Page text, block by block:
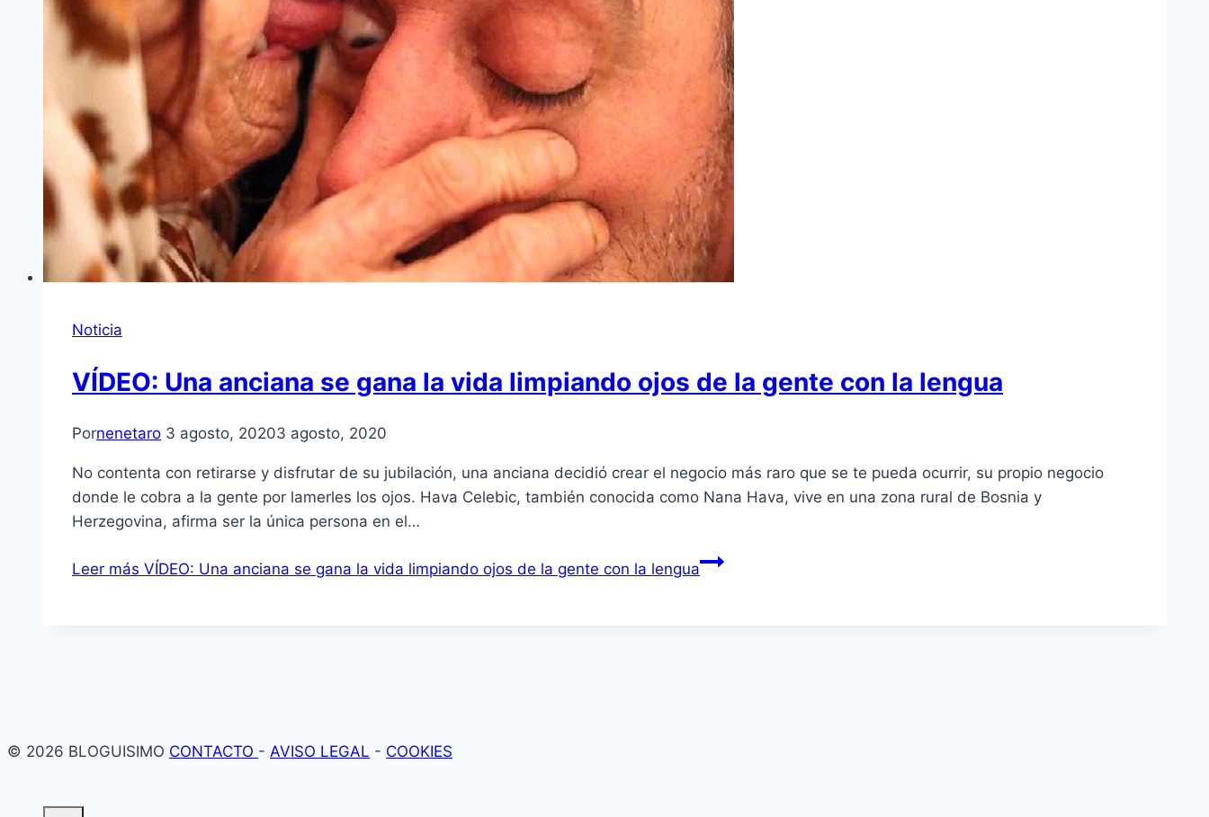
Noticia
VÍDEO: Una anciana se gana la vida limpiando ojos de la gente con la lengua
Pornenetaro 3 agosto, 20203 agosto, 2020
No contenta con retirarse y disfrutar de su jubilación, una anciana decidió crear el negocio más raro que se te pueda ocurrir, su propio negocio
donde le cobra a la gente por lamerles los ojos. Hava Celebic, también conocida como Nana Hava, vive en una zona rural de Bosnia y
Herzegovina, afirma ser la única persona en el…
Leer más VÍDEO: Una anciana se gana la vida limpiando ojos de la gente con la lengua
© 2026 BLOGUISIMO CONTACTO - AVISO LEGAL - COOKIES